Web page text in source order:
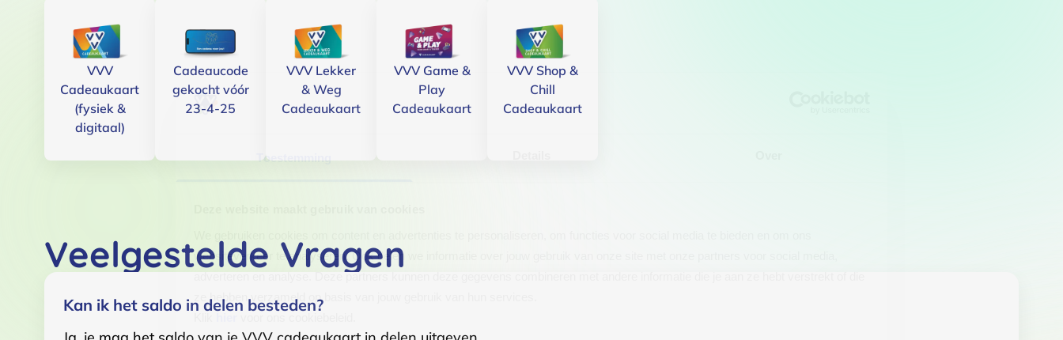
Toestemming
websiteverkeer te analyseren. Ook delen we informatie over jouw gebruik van onze site met onze partners voor social media,
adverteren en analyse. Deze partners kunnen deze gegevens combineren met andere informatie die je aan ze hebt verstrekt of die
ze hebben verzameld op basis van jouw gebruik van hun services.
VVV
Cadeaukaart
(fysiek &
digitaal)
Cadeaucode
gekocht vóór
23-4-25
VVV Lekker
& Weg
Cadeaukaart
VVV Game &
Play
Cadeaukaart
VVV Shop &
Chill
Cadeaukaart
Veelgestelde Vragen
Kan ik het saldo in delen besteden?